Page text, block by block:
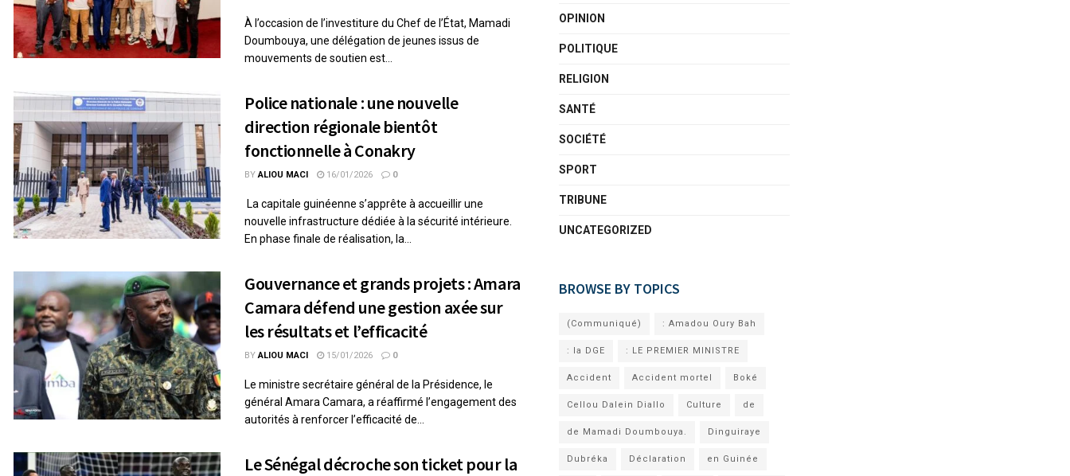
À l’occasion de l’investiture du Chef de l’État, Mamadi
Doumbouya, une délégation de jeunes issus de
mouvements de soutien est...
Police nationale : une nouvelle
direction régionale bientôt
fonctionnelle à Conakry
BY ALIOU MACI 16/01/2026 0
La capitale guinéenne s’apprête à accueillir une
nouvelle infrastructure dédiée à la sécurité intérieure.
En phase finale de réalisation, la...
Gouvernance et grands projets : Amara
Camara défend une gestion axée sur
les résultats et l’efficacité
BY ALIOU MACI 15/01/2026 0
Le ministre secrétaire général de la Présidence, le
général Amara Camara, a réaffirmé l’engagement des
autorités à renforcer l’efficacité de...
Le Sénégal décroche son ticket pour la
OPINION
POLITIQUE
RELIGION
SANTÉ
SOCIÉTÉ
SPORT
TRIBUNE
UNCATEGORIZED
BROWSE BY TOPICS
(Communiqué) : Amadou Oury Bah
: la DGE : LE PREMIER MINISTRE
Accident Accident mortel Boké
Cellou Dalein Diallo Culture de
de Mamadi Doumbouya. Dinguiraye
Dubréka Déclaration en Guinée